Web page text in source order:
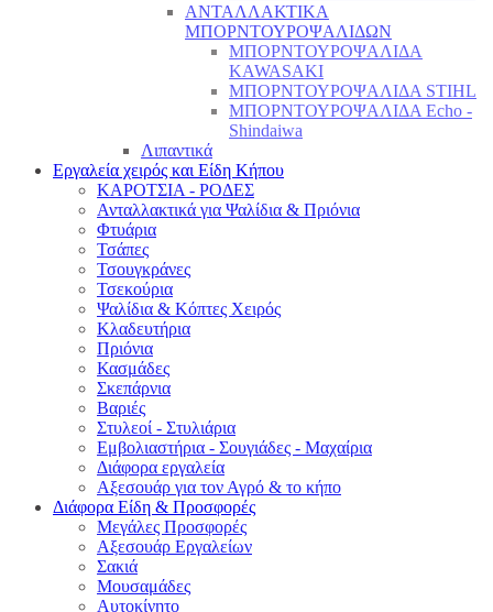
ΑΝΤΑΛΛΑΚΤΙΚΑ
ΜΠΟΡΝΤΟΥΡΟΨΑΛΙΔΩΝ
ΜΠΟΡΝΤΟΥΡΟΨΑΛΙΔΑ
KAWASAKI
ΜΠΟΡΝΤΟΥΡΟΨΑΛΙΔΑ STIHL
ΜΠΟΡΝΤΟΥΡΟΨΑΛΙΔΑ Echo -
Shindaiwa
Λιπαντικά
Εργαλεία χειρός και Είδη Κήπου
ΚΑΡΟΤΣΙΑ - ΡΟΔΕΣ
Ανταλλακτικά για Ψαλίδια & Πριόνια
Φτυάρια
Τσάπες
Τσουγκράνες
Τσεκούρια
Ψαλίδια & Κόπτες Χειρός
Κλαδευτήρια
Πριόνια
Κασμάδες
Σκεπάρνια
Βαριές
Στυλεοί - Στυλιάρια
Εμβολιαστήρια - Σουγιάδες - Μαχαίρια
Διάφορα εργαλεία
Αξεσουάρ για τον Αγρό & το κήπο
Διάφορα Είδη & Προσφορές
Μεγάλες Προσφορές
Αξεσουάρ Εργαλείων
Σακιά
Μουσαμάδες
Αυτοκίνητο